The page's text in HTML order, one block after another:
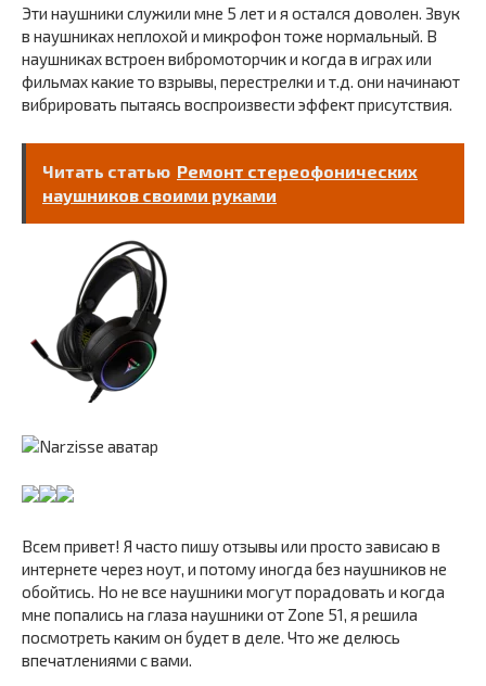
Эти наушники служили мне 5 лет и я остался доволен. Звук
в наушниках неплохой и микрофон тоже нормальный. В
наушниках встроен вибромоторчик и когда в играх или
фильмах какие то взрывы, перестрелки и т.д. они начинают
вибрировать пытаясь воспроизвести эффект присутствия.
Читать статью Ремонт стереофонических
наушников своими руками
Всем привет! Я часто пишу отзывы или просто зависаю в
интернете через ноут, и потому иногда без наушников не
обойтись. Но не все наушники могут порадовать и когда
мне попались на глаза наушники от Zone 51, я решила
посмотреть каким он будет в деле. Что же делюсь
впечатлениями с вами.